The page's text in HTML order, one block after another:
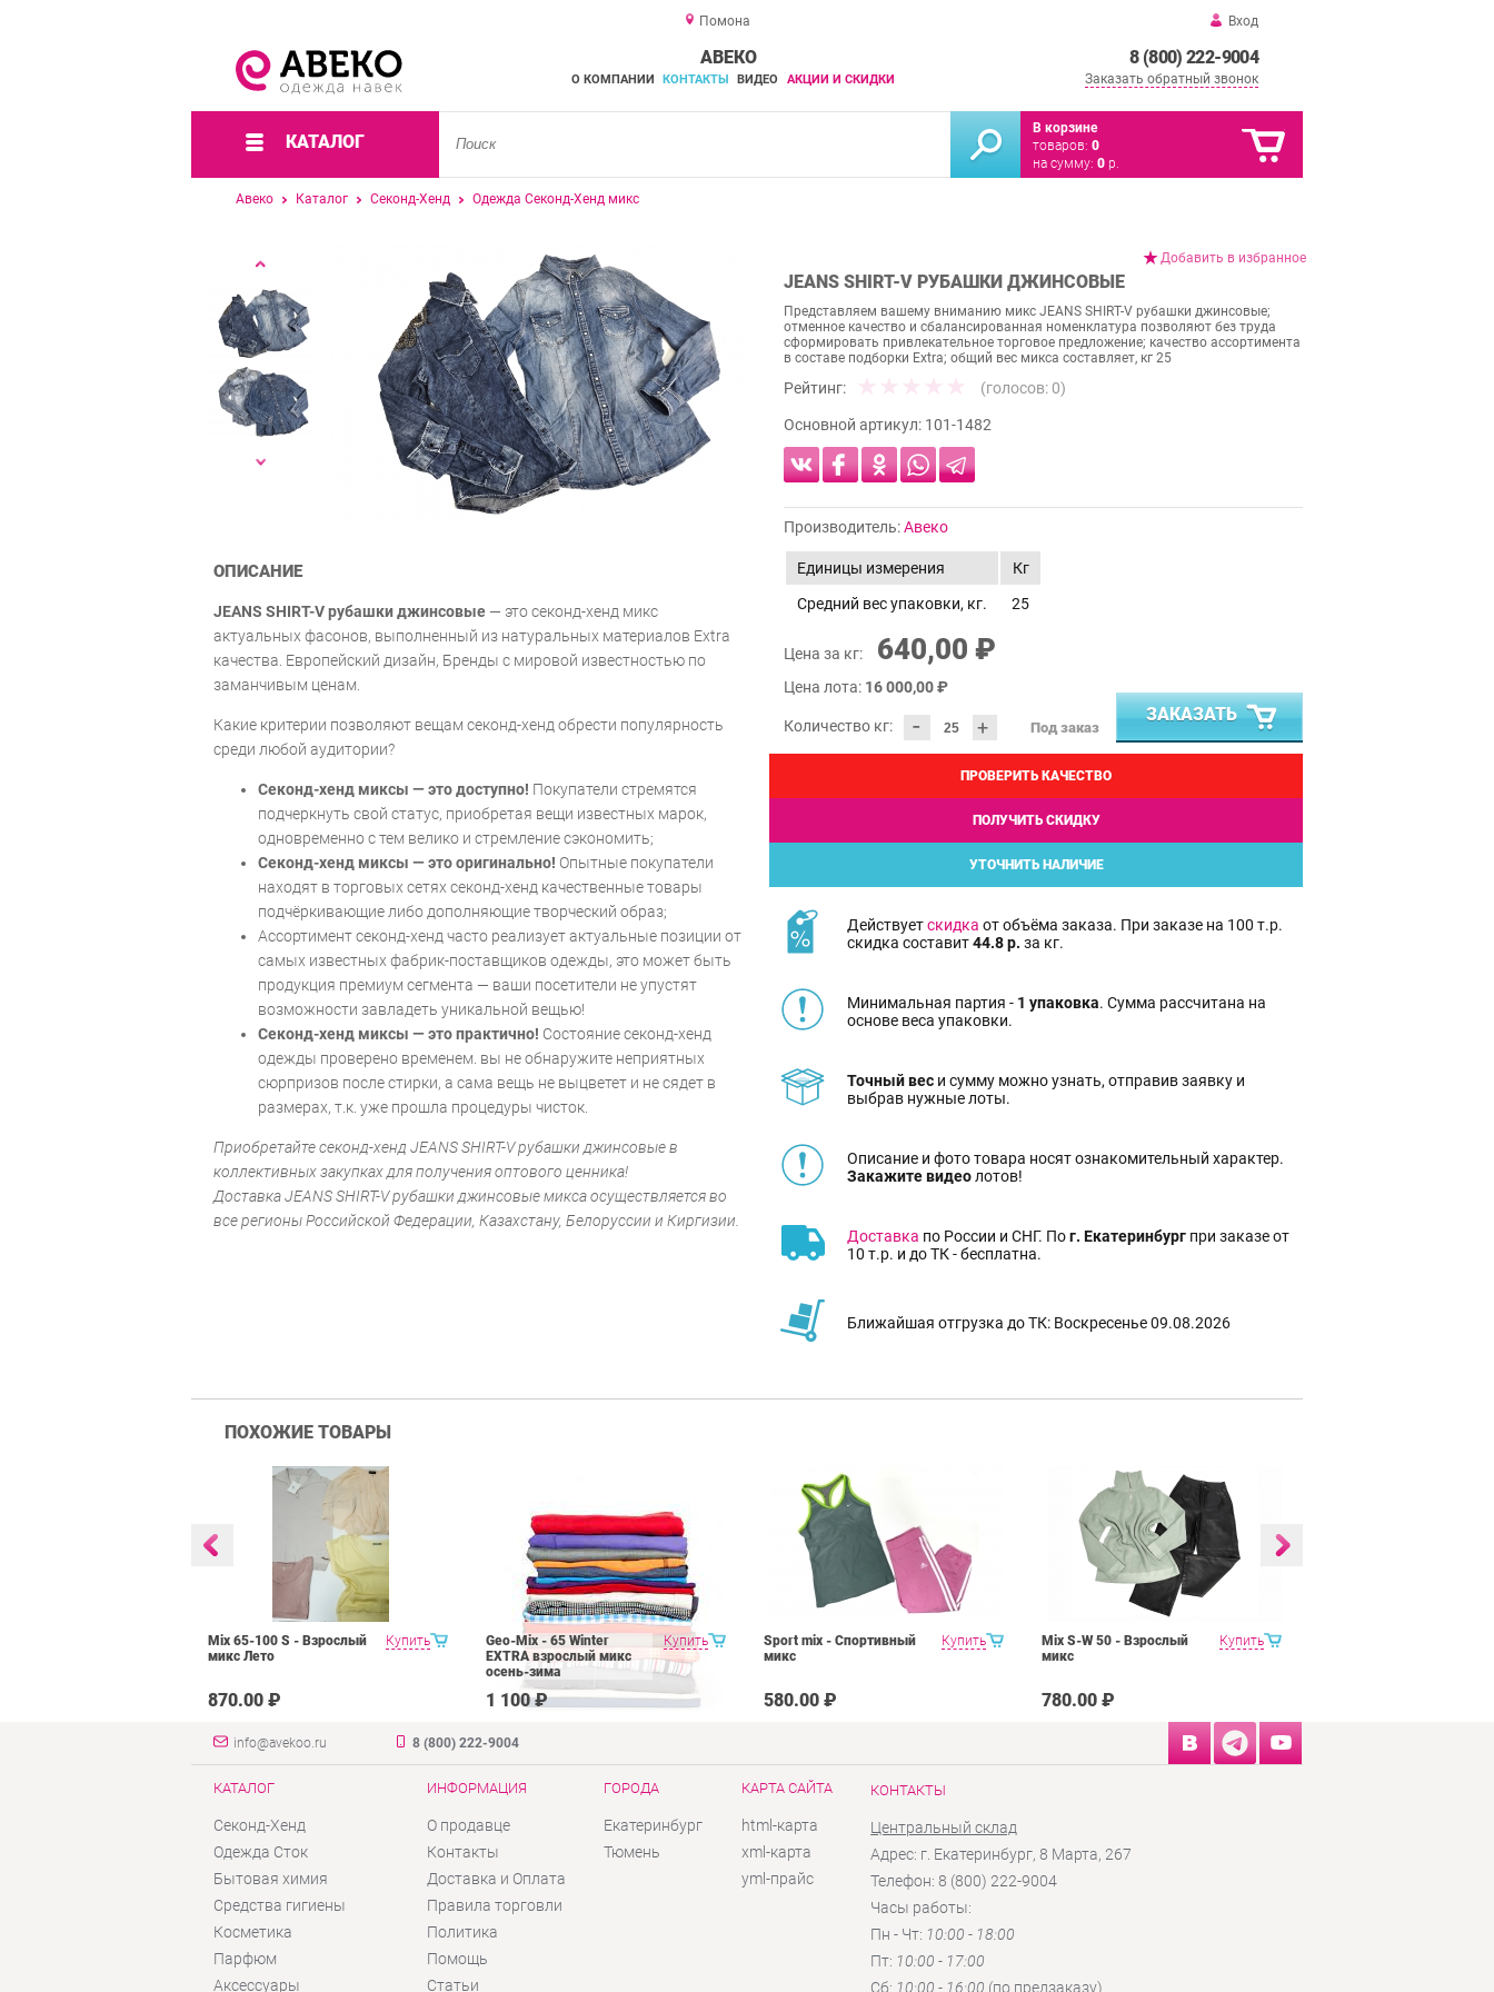
Помона Вход
8 (800) 222-9004
Заказать обратный звонок
АВЕКО
О КОМПАНИИ КОНТАКТЫ ВИДЕО АКЦИИ И СКИДКИ
КАТАЛОГ
В корзине
товаров: 0
на сумму: 0 р.
Авеко Каталог Секонд-Хенд Одежда Секонд-Хенд микс
Добавить в избранное
JEANS SHIRT-V РУБАШКИ ДЖИНСОВЫЕ
Представляем вашему вниманию микс JEANS SHIRT-V рубашки джинсовые;
отменное качество и сбалансированная номенклатура позволяют без труда
сформировать привлекательное торговое предложение; качество ассортимента
в составе подборки Extra; общий вес микса составляет, кг 25
Рейтинг: (голосов: 0)
Основной артикул: 101-1482
Производитель:Авеко
Единицы измерения
Кг
Средний вес упаковки, кг.
25
Цена за кг: 640,00 ₽
Цена лота: 16 000,00 ₽
Количество кг: - + Под заказ
ЗАКАЗАТЬ
ПРОВЕРИТЬ КАЧЕСТВО
ПОЛУЧИТЬ СКИДКУ
УТОЧНИТЬ НАЛИЧИЕ
Действуетскидка от объёма заказа. При заказе на 100 т.р.
скидка составит44.8 р. за кг.
Минимальная партия - 1 упаковка. Сумма рассчитана на
основе веса упаковки.
Точный вес и сумму можно узнать, отправив заявку и
выбрав нужные лоты.
Описание и фото товара носят ознакомительный характер.
Закажите видеолотов!
Доставка по России и СНГ. Пог. Екатеринбург при заказе от
10 т.р. и до ТК - бесплатна.
Ближайшая отгрузка до ТК: Воскресенье 09.08.2026
ОПИСАНИЕ
JEANS SHIRT-V рубашки джинсовые — это секонд-хенд микс
актуальных фасонов, выполненный из натуральных материалов Extra
качества. Европейский дизайн, Бренды с мировой известностью по
заманчивым ценам.
Какие критерии позволяют вещам секонд-хенд обрести популярность
среди любой аудитории?
Секонд-хенд миксы — это доступно! Покупатели стремятся
подчеркнуть свой статус, приобретая вещи известных марок,
одновременно с тем велико и стремление сэкономить;
Секонд-хенд миксы — это оригинально! Опытные покупатели
находят в торговых сетях секонд-хенд качественные товары
подчёркивающие либо дополняющие творческий образ;
Ассортимент секонд-хенд часто реализует актуальные позиции от
самых известных фабрик-поставщиков одежды, это может быть
продукция премиум сегмента — ваши посетители не упустят
возможности завладеть уникальной вещью!
Секонд-хенд миксы — это практично! Состояние секонд-хенд
одежды проверено временем. вы не обнаружите неприятных
сюрпризов после стирки, а сама вещь не выцветет и не сядет в
размерах, т.к. уже прошла процедуры чисток.
Приобретайте секонд-хенд JEANS SHIRT-V рубашки джинсовые в
коллективных закупках для получения оптового ценника!
Доставка JEANS SHIRT-V рубашки джинсовые микса осуществляется во
все регионы Российской Федерации, Казахстану, Белоруссии и Киргизии.
ПОХОЖИЕ ТОВАРЫ
Купить
Mix 65-100 S - Взрослый
микс Лето
870.00 ₽
Купить
Geo-Mix - 65 Winter
EXTRA взрослый микс
осень-зима
1 100 ₽
Купить
Sport mix - Спортивный
микс
580.00 ₽
Купить
Mix S-W 50 - Взрослый
микс
780.00 ₽
info@avekoo.ru 8 (800) 222-9004
КАТАЛОГ
Секонд-Хенд
Одежда Сток
Бытовая химия
Средства гигиены
Косметика
Парфюм
Аксессуары
ИНФОРМАЦИЯ
О продавце
Контакты
Доставка и Оплата
Правила торговли
Политика
Помощь
Статьи
ГОРОДА
Екатеринбург
Тюмень
КАРТА САЙТА
html-карта
xml-карта
yml-прайс
КОНТАКТЫ
Центральный склад
Адрес: г. Екатеринбург, 8 Марта, 267
Телефон: 8 (800) 222-9004
Часы работы:
Пн - Чт: 10:00 - 18:00
Пт: 10:00 - 17:00
Сб: 10:00 - 16:00 (по предзаказу)